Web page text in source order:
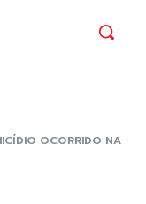
OCORRIDO NA